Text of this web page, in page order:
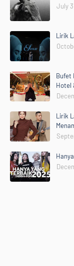
July
Lirik
Bufet
Hotel
Lirik